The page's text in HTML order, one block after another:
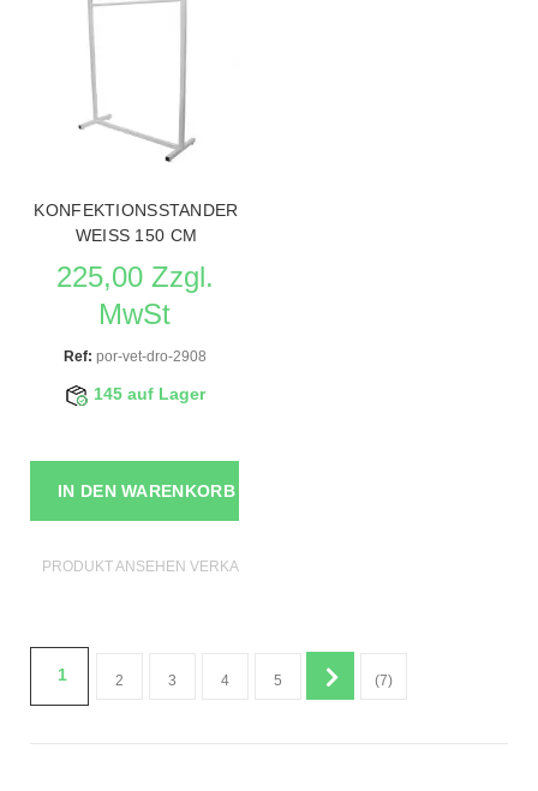
KONFEKTIONSSTANDER
WEISS 150 CM
225,00 Zzgl.
MwSt
Ref: por-vet-dro-2908
145 auf Lager
IN DEN WARENKORB
PRODUKT ANSEHEN VERKAUFSSTANDER
1 2 3 4 5 (7)